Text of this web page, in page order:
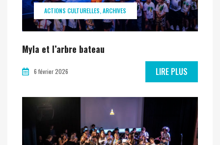
ACTIONS CULTURELLES ARCHIVES
Myla et l’arbre bateau
6 février 2026 LIRE PLUS